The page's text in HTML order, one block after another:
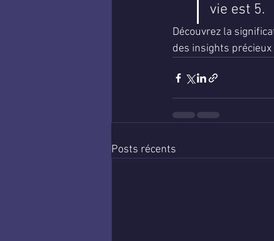
vie est 5.
Découvrez la
des insights
Posts récents